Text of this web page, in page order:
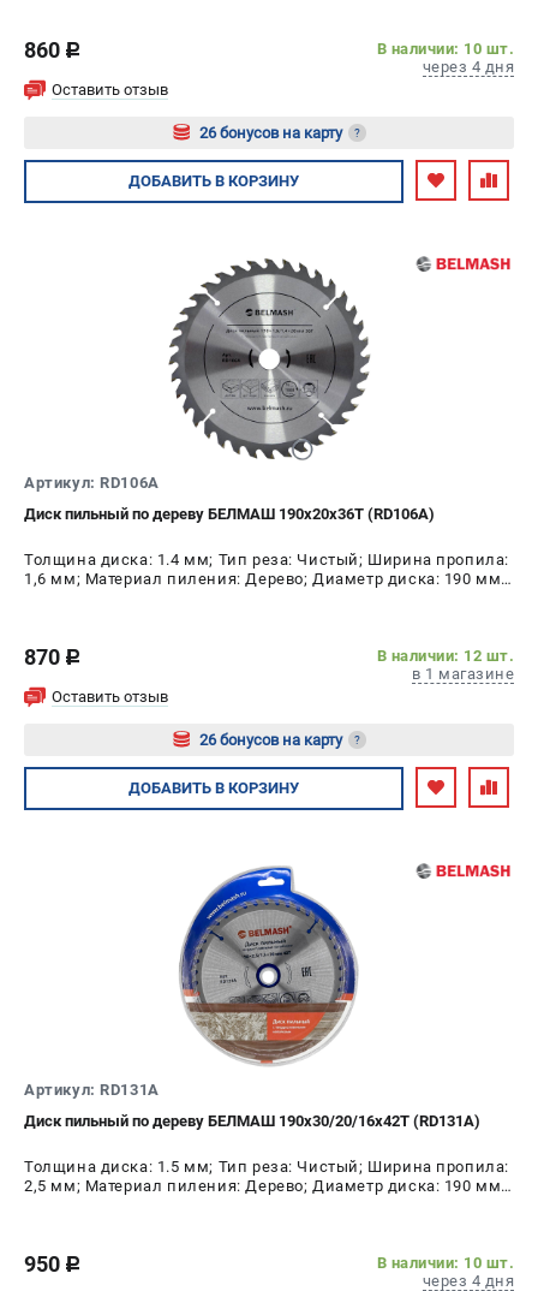
860 c
В наличии: 10 шт.
через 4 дня
Оставить отзыв
26 бонусов на карту ?
Авторизуйтесь
ДОБАВИТЬ В КОРЗИНУ
Артикул: RD106A
Диск пильный по дереву БЕЛМАШ 190х20х36Т (RD106A)
Толщина диска: 1.4 мм; Тип реза: Чистый; Ширина пропила:
1,6 мм; Материал пиления: Дерево; Диаметр диска: 190 мм;
870 c
В наличии: 12 шт.
в 1 магазине
Оставить отзыв
26 бонусов на карту ?
Авторизуйтесь
ДОБАВИТЬ В КОРЗИНУ
Артикул: RD131A
Диск пильный по дереву БЕЛМАШ 190x30/20/16x42T (RD131A)
Толщина диска: 1.5 мм; Тип реза: Чистый; Ширина пропила:
2,5 мм; Материал пиления: Дерево; Диаметр диска: 190 мм;
950 c
В наличии: 10 шт.
через 4 дня